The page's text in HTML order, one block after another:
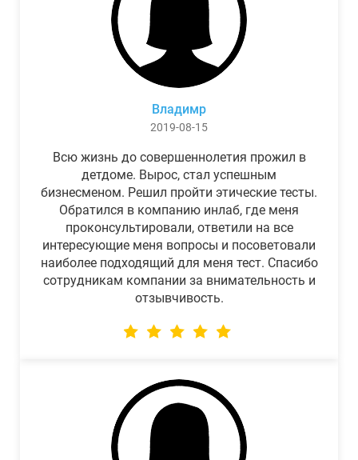
Владимр
2019-08-15
Всю жизнь до совершеннолетия прожил в
детдоме. Вырос, стал успешным
бизнесменом. Решил пройти этические тесты.
Обратился в компанию инлаб, где меня
проконсультировали, ответили на все
интересующие меня вопросы и посоветовали
наиболее подходящий для меня тест. Спасибо
сотрудникам компании за внимательность и
отзывчивость.